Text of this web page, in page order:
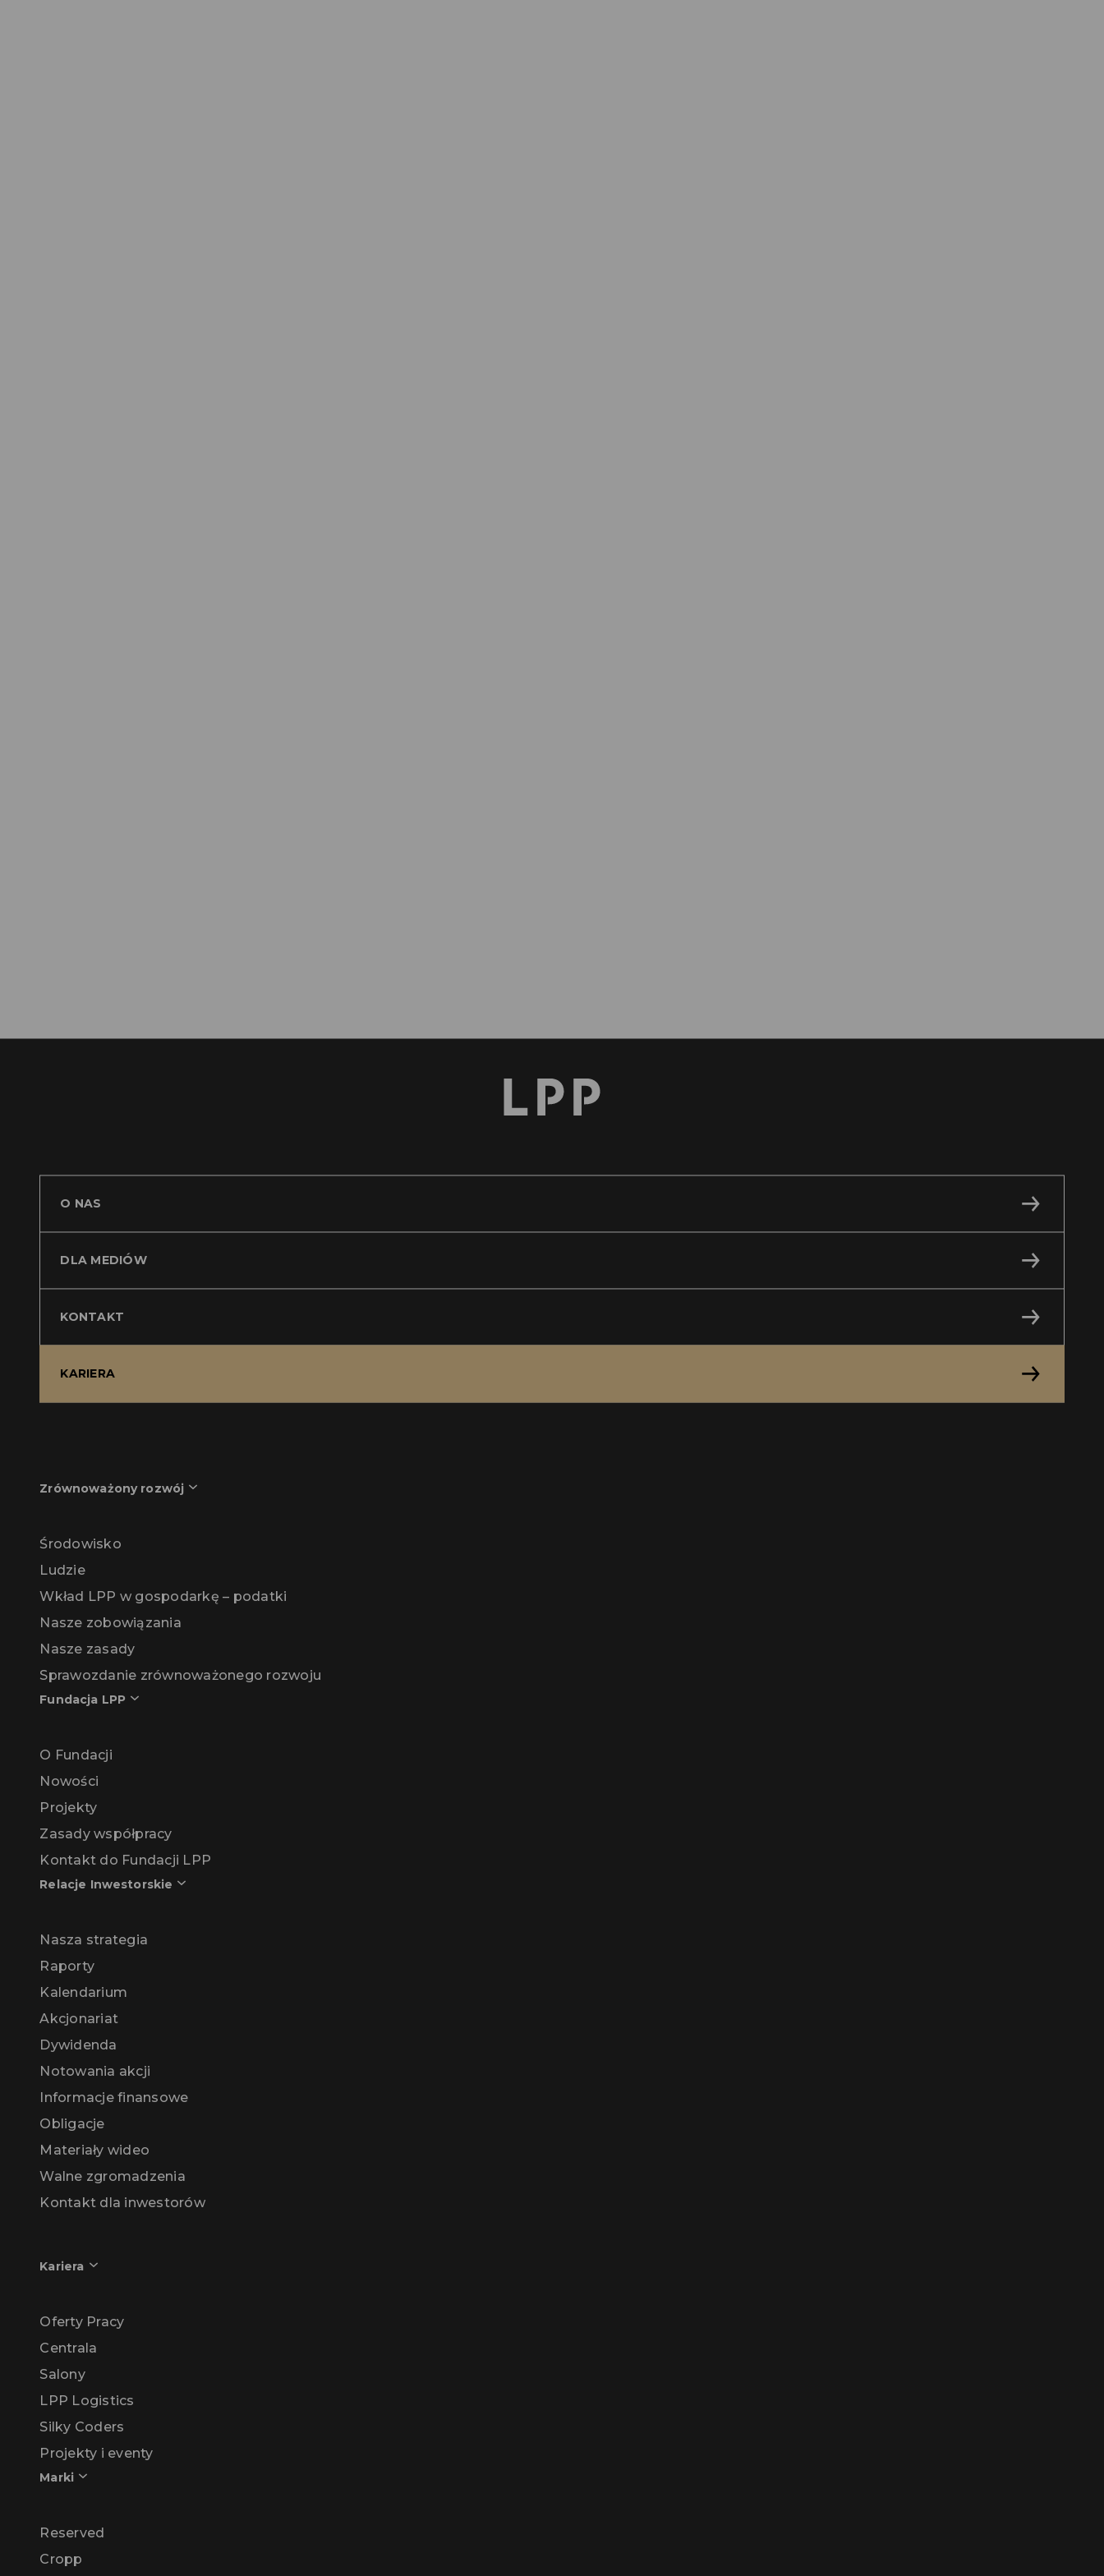
O NAS
DLA MEDIÓW
KONTAKT
KARIERA
Zrównoważony rozwój
Środowisko
Ludzie
Wkład LPP w gospodarkę – podatki
Nasze zobowiązania
Nasze zasady
Sprawozdanie zrównoważonego rozwoju
Fundacja LPP
O Fundacji
Nowości
Projekty
Zasady współpracy
Kontakt do Fundacji LPP
Relacje Inwestorskie
Nasza strategia
Raporty
Kalendarium
Akcjonariat
Dywidenda
Notowania akcji
Informacje finansowe
Obligacje
Materiały wideo
Walne zgromadzenia
Kontakt dla inwestorów
Kariera
Oferty Pracy
Centrala
Salony
LPP Logistics
Silky Coders
Projekty i eventy
Marki
Reserved
Cropp